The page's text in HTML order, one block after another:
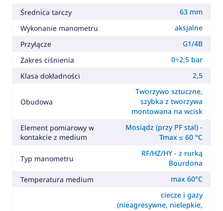
Średnica tarczy
63 mm
Wykonanie manometru
aksjalne
Przyłącze
G1/4B
Zakres ciśnienia
0÷2,5 bar
Klasa dokładności
2,5
Obudowa
Tworzywo sztuczne,
szybka z tworzywa
montowana na wcisk
Element pomiarowy w
kontakcie z medium
Mosiądz (przy PF stal) -
Tmax ≤ 60 °C
Typ manometru
RF/HZ/HY - z rurką
Bourdona
Temperatura medium
max 60°C
ciecze i gazy
(nieagresywne, nielepkie,